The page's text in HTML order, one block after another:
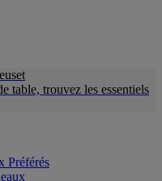
table, trouvez les essentiels
Préférés